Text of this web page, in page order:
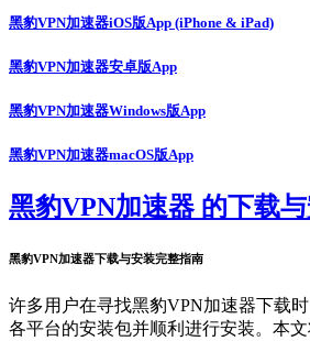
黑豹VPN加速器iOS版App (iPhone & iPad)
黑豹VPN加速器安卓版App
黑豹VPN加速器Windows版App
黑豹VPN加速器macOS版App
黑豹VPN加速器 的下载
黑豹VPN加速器下载与安装完整指南
许多用户在寻找黑豹VPN加速器下载
各平台的安装包并顺利进行安装。本